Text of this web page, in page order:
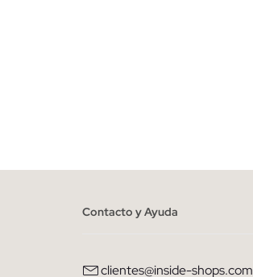
Contacto y Ayuda
clientes@inside-shops.com